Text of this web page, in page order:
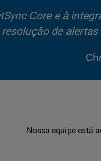
Core e à
de
Nossa equipe está